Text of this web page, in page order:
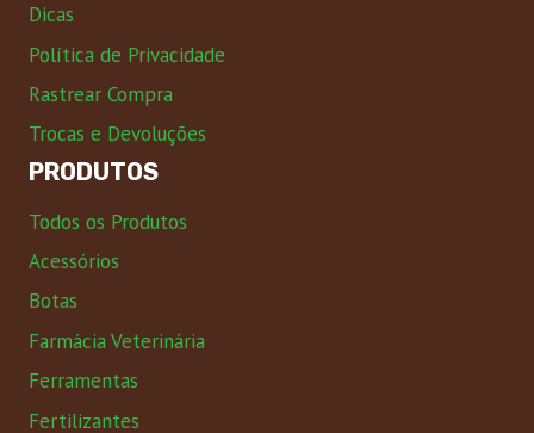
Dicas
Política de Privacidade
Rastrear Compra
Trocas e Devoluções
PRODUTOS
Todos os Produtos
Acessórios
Botas
Farmácia Veterinária
Ferramentas
Fertilizantes